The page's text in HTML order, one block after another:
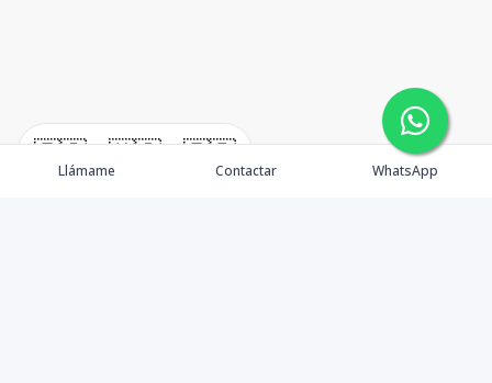
🇪🇸 🇺🇸 🇫🇷
Llámame Contactar WhatsApp